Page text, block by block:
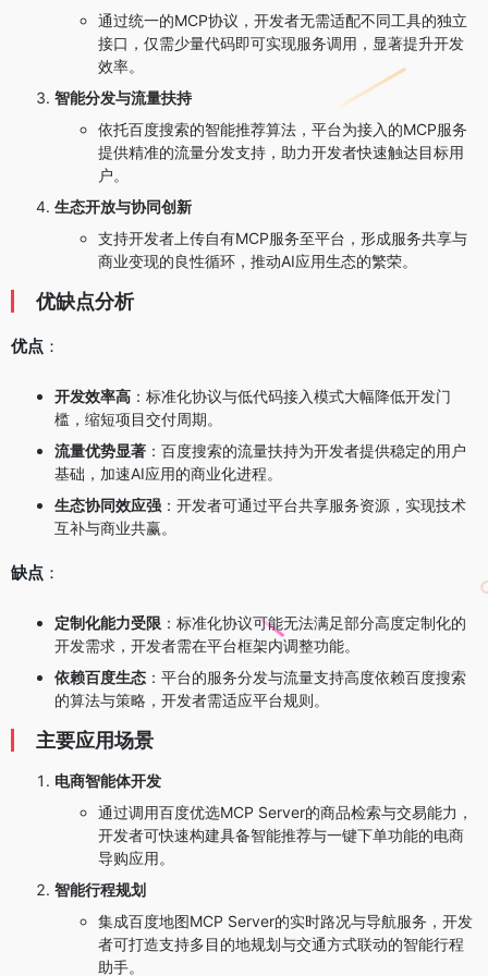
通过统一的MCP协议，开发者无需适配不同工具的独立
接口，仅需少量代码即可实现服务调用，显著提升开发
效率。
智能分发与流量扶持
依托百度搜索的智能推荐算法，平台为接入的MCP服务
提供精准的流量分发支持，助力开发者快速触达目标用
户。
生态开放与协同创新
支持开发者上传自有MCP服务至平台，形成服务共享与
商业变现的良性循环，推动AI应用生态的繁荣。
优缺点分析
优点 ：
开发效率高 ：标准化协议与低代码接入模式大幅降低开发门
槛，缩短项目交付周期。
流量优势显著 ：百度搜索的流量扶持为开发者提供稳定的用户
基础，加速AI应用的商业化进程。
生态协同效应强 ：开发者可通过平台共享服务资源，实现技术
互补与商业共赢。
缺点 ：
定制化能力受限 ：标准化协议可能无法满足部分高度定制化的
开发需求，开发者需在平台框架内调整功能。
依赖百度生态 ：平台的服务分发与流量支持高度依赖百度搜索
的算法与策略，开发者需适应平台规则。
主要应用场景
电商智能体开发
通过调用百度优选MCP Server的商品检索与交易能力，
开发者可快速构建具备智能推荐与一键下单功能的电商
导购应用。
智能行程规划
集成百度地图MCP Server的实时路况与导航服务，开发
者可打造支持多目的地规划与交通方式联动的智能行程
助手。